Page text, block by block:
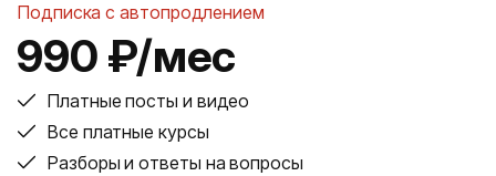
Подписка с автопродлением
990 ₽/мес
Платные посты и видео
Все платные курсы
Разборы и ответы на вопросы